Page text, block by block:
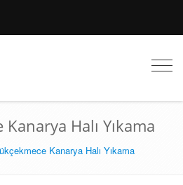
Mobil
Halı Yıkama
Kanarya Halı Yıkama